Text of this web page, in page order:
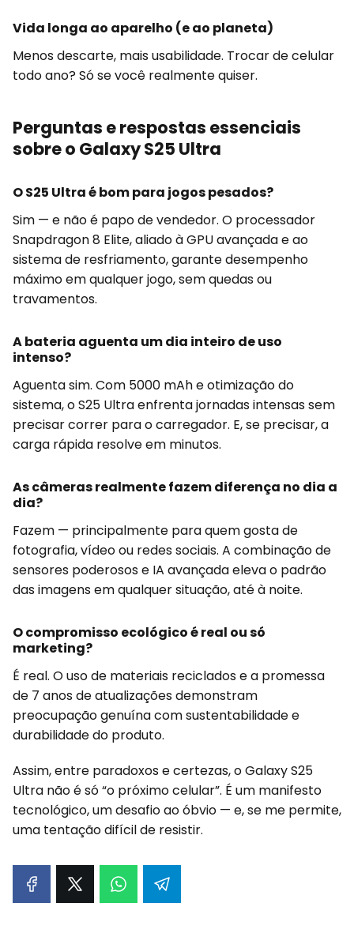
Vida longa ao aparelho (e ao planeta)
Menos descarte, mais usabilidade. Trocar de celular
todo ano? Só se você realmente quiser.
Perguntas e respostas essenciais
sobre o Galaxy S25 Ultra
O S25 Ultra é bom para jogos pesados?
Sim — e não é papo de vendedor. O processador
Snapdragon 8 Elite, aliado à GPU avançada e ao
sistema de resfriamento, garante desempenho
máximo em qualquer jogo, sem quedas ou
travamentos.
A bateria aguenta um dia inteiro de uso
intenso?
Aguenta sim. Com 5000 mAh e otimização do
sistema, o S25 Ultra enfrenta jornadas intensas sem
precisar correr para o carregador. E, se precisar, a
carga rápida resolve em minutos.
As câmeras realmente fazem diferença no dia a
dia?
Fazem — principalmente para quem gosta de
fotografia, vídeo ou redes sociais. A combinação de
sensores poderosos e IA avançada eleva o padrão
das imagens em qualquer situação, até à noite.
O compromisso ecológico é real ou só
marketing?
É real. O uso de materiais reciclados e a promessa
de 7 anos de atualizações demonstram
preocupação genuína com sustentabilidade e
durabilidade do produto.
Assim, entre paradoxos e certezas, o Galaxy S25
Ultra não é só “o próximo celular”. É um manifesto
tecnológico, um desafio ao óbvio — e, se me permite,
uma tentação difícil de resistir.